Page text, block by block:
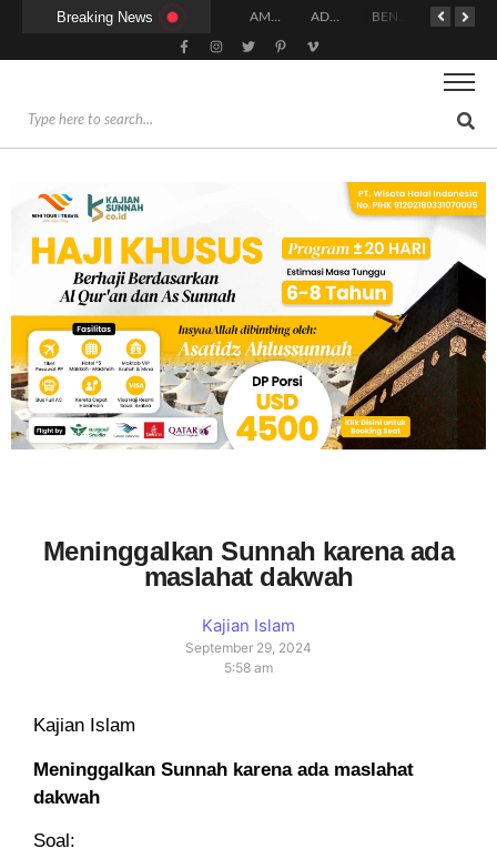
Breaking News
PANDUAN FIKIH MAKMUM MASBUQ BISAKAH SIHIR MENGHALANGI PERNIKAHAN? INI PENJELASAN ULAMA DAN CARA MENGOBATINYA MENURUT SYARIAT
Meninggalkan Sunnah karena ada
maslahat dakwah
Kajian Islam
September 29, 2024
5:58 am
Kajian Islam
Meninggalkan Sunnah karena ada maslahat
dakwah
Soal: